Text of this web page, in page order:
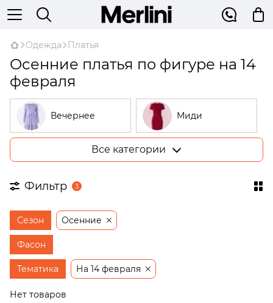
Одежда Платья
Осенние платья по фигуре на 14
февраля
Вечернее Миди
размеры
В рубчик
На запах
Бежевые
Платья-
трапеции
Все категории
Фильтр 3
Сезон Осенние
Фасон
Тематика На 14 февраля
Нет товаров